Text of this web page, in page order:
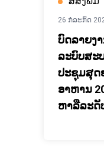
26 ກໍລະກົດ
ບົດລາຍງ
ລະບົບສະ
ປະຊຸມສຸດ
ອາຫານ
ຫາລືລະດັ